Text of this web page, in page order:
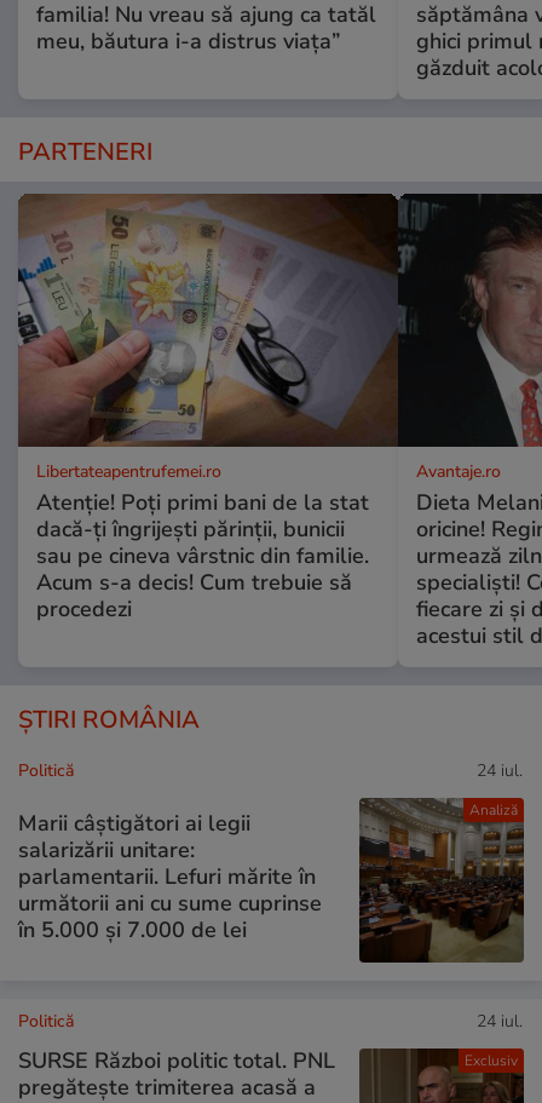
familia! Nu vreau să ajung ca tatăl
meu, băutura i-a distrus viața”
săptămâna
ghici primul
găzduit
PARTENERI
Libertateapentrufemei.ro
Atenție! Poți primi bani de la stat
dacă-ți îngrijești părinții, bunicii
sau pe cineva vârstnic din familie.
Acum s-a decis! Cum trebuie să
procedezi
Avantaje.ro
Dieta
oricine!
urmează
specialiști!
fiecare zi și
acestui stil
ȘTIRI ROMÂNIA
Analiză
Politică 24 iul.
Marii câștigători ai legii
salarizării unitare:
parlamentarii. Lefuri mărite în
următorii ani cu sume cuprinse
în 5.000 și 7.000 de lei
Exclusiv
Politică 24 iul.
SURSE Război politic total. PNL
pregătește trimiterea acasă a